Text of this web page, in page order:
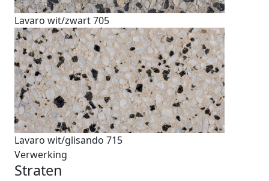
Lavaro wit/zwart 705
Lavaro wit/glisando 715
Verwerking
Straten